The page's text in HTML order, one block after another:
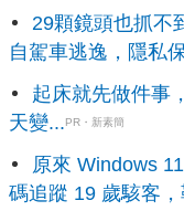
29顆鏡頭也抓不
自駕車逃逸，隱私
起床就先做件事
天變...PR・新素簡
原來 Windows
碼追蹤 19 歲駭客